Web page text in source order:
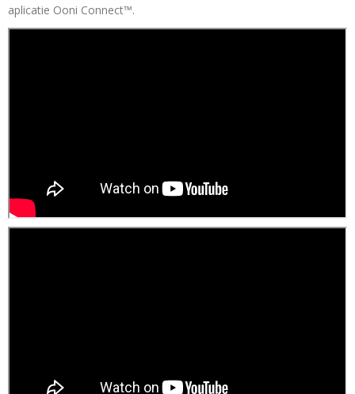
aplicatie Ooni Connect™.